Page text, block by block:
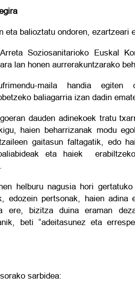
eta balioztatu ondoren, ezartzeari
Soziosanitarioko Euskal
lan honen aurrerakuntzarako
maila handia egiten
baliagarria izan dadin
dauden adinekoek tratu
haien beharrizanak modu
gaitasun faltagatik, edo
eta haiek
helburu nagusia hori
edozein pertsonak, haien adina
ere, bizitza duina eraman
beti “adeitasunez eta
sarbidea: